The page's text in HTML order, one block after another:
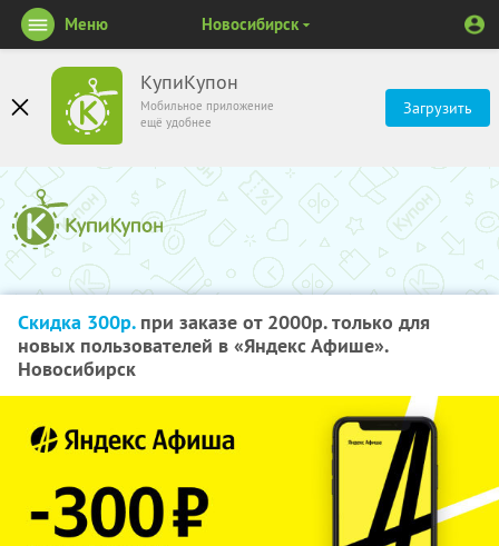
КупиКупон
Мобильное приложение
ещё удобнее
Загрузить
Меню Новосибирск
Скидка 300р.при заказе от 2000р. только для
новых пользователей в «Яндекс Афише».
Новосибирск